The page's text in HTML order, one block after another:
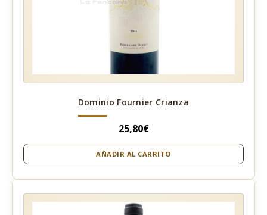
Dominio Fournier Crianza
25,80€
AÑADIR AL CARRITO